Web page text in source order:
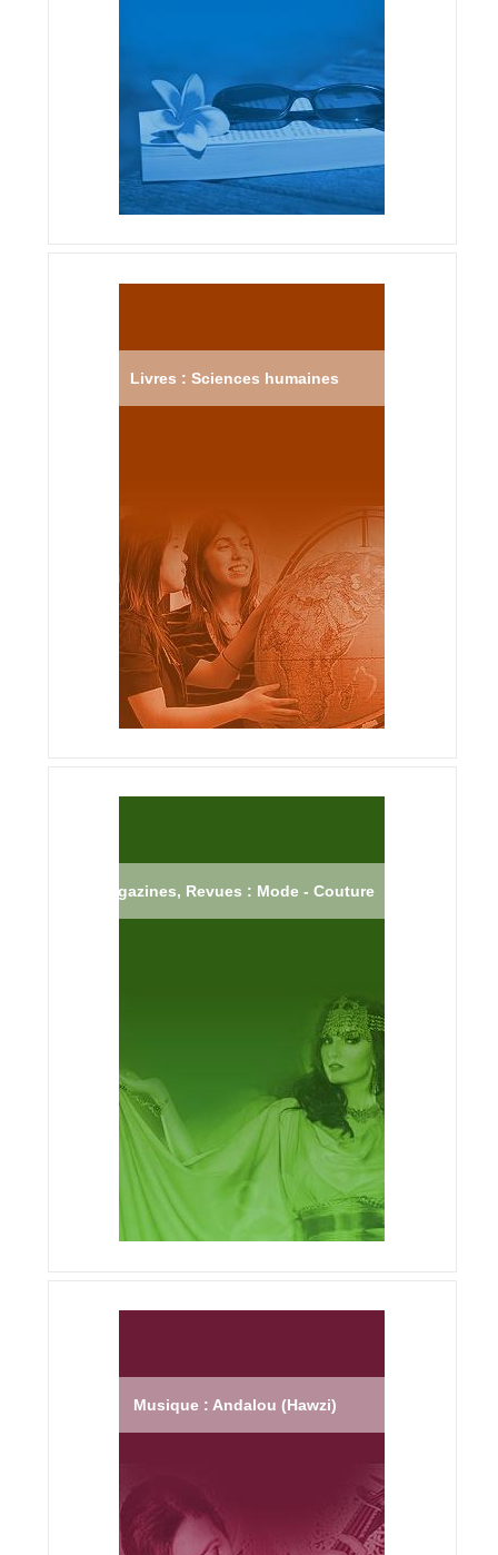
Livres : Sciences humaines
Magazines, Revues : Mode - Couture
Musique : Andalou (Hawzi)